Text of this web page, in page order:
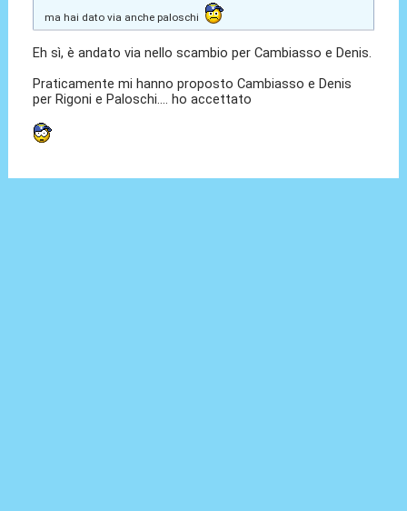
ma hai dato via anche paloschi
Eh sì, è andato via nello scambio per Cambiasso e Denis.
Praticamente mi hanno proposto Cambiasso e Denis
per Rigoni e Paloschi.... ho accettato